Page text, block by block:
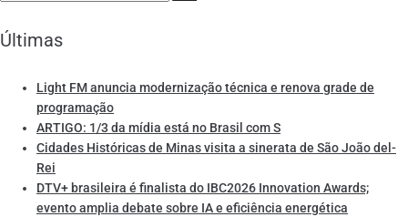
Últimas
Light FM anuncia modernização técnica e renova grade de
programação
ARTIGO: 1/3 da mídia está no Brasil com S
Cidades Históricas de Minas visita a sinerata de São João del-
Rei
DTV+ brasileira é finalista do IBC2026 Innovation Awards;
evento amplia debate sobre IA e eficiência energética